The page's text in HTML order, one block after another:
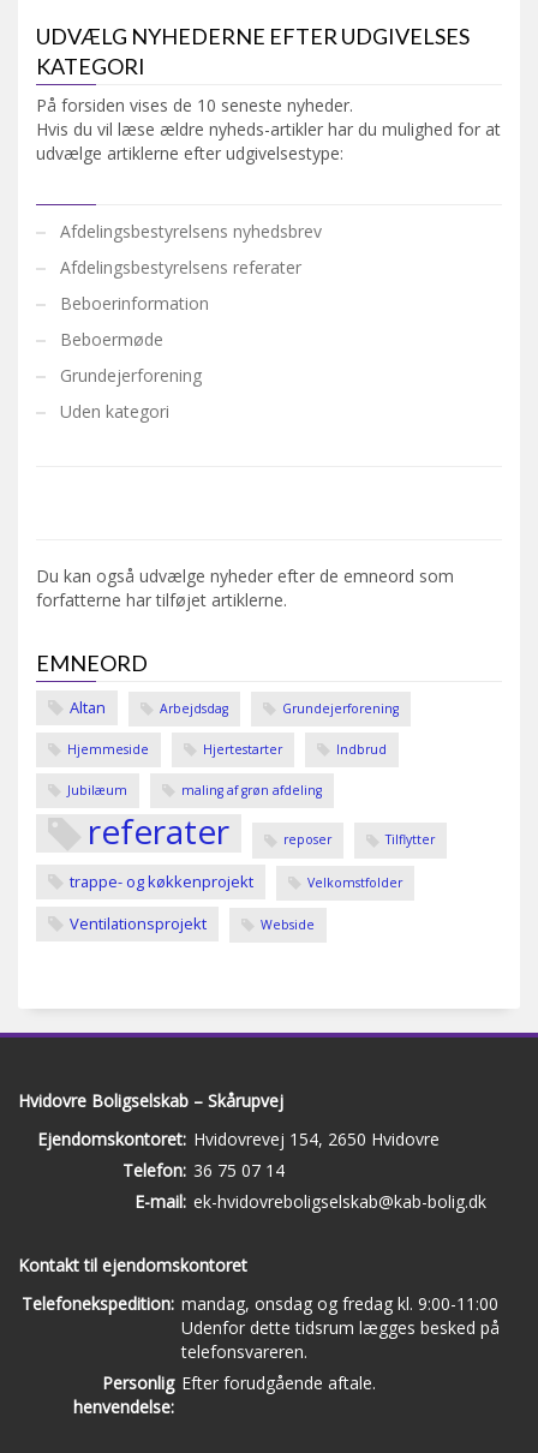
UDVÆLG NYHEDERNE EFTER UDGIVELSES
KATEGORI
På forsiden vises de 10 seneste nyheder.
Hvis du vil læse ældre nyheds-artikler har du mulighed for at
udvælge artiklerne efter udgivelsestype:
Afdelingsbestyrelsens nyhedsbrev
Afdelingsbestyrelsens referater
Beboerinformation
Beboermøde
Grundejerforening
Uden kategori
Du kan også udvælge nyheder efter de emneord som
forfatterne har tilføjet artiklerne.
EMNEORD
Altan Arbejdsdag Grundejerforening
Hjemmeside Hjertestarter Indbrud
Jubilæum maling af grøn afdeling
referater reposer Tilflytter
trappe- og køkkenprojekt Velkomstfolder
Ventilationsprojekt Webside
Hvidovre Boligselskab – Skårupvej
Ejendomskontoret: Hvidovrevej 154, 2650 Hvidovre
Telefon: 36 75 07 14
E-mail: ek-hvidovreboligselskab@kab-bolig.dk
Kontakt til ejendomskontoret
Telefonekspedition: mandag, onsdag og fredag kl. 9:00-11:00
Udenfor dette tidsrum lægges besked på
telefonsvareren.
Personlig
henvendelse:
Efter forudgående aftale.